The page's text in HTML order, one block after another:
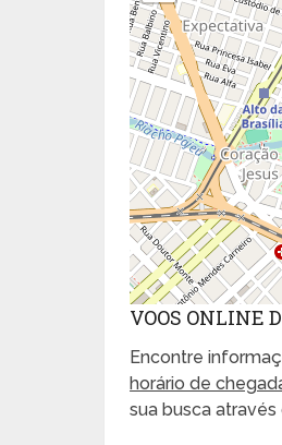
VOOS ONLINE
Encontre
horário de
sua busca